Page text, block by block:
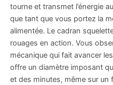
tourne et transmet l’énergie
que tant que vous portez la
alimentée. Le cadran
rouages en action. Vous
mécanique qui fait avancer
offre un diamètre imposant
et des minutes, même sur un